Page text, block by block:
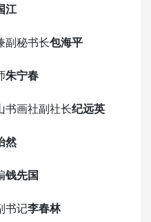
江
副秘书长包海平
朱宁春
书画社副社长纪远英
然
钱先国
书记李春林